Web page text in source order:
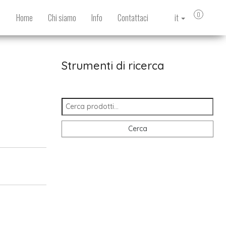
0
Home Chi siamo Info Contattaci it
Strumenti di ricerca
Cerca:
Cerca